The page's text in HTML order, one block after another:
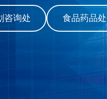
咨询处 食品药品处